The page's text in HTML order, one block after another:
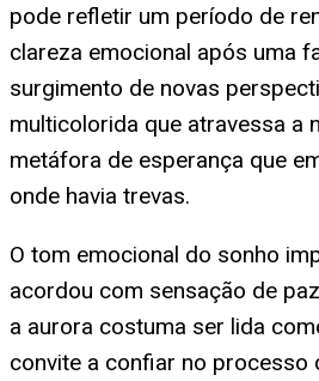
pode refletir um período de
clareza emocional após uma
surgimento de novas
multicolorida que atravessa a
metáfora de esperança que
onde havia trevas.
O tom emocional do sonho
acordou com sensação de
a aurora costuma ser lida
convite a confiar no processo